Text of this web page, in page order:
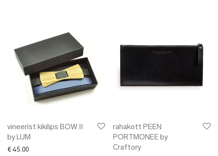
vineerist kikilips BOW II
by LUM
€ 45.00
rahakott PEEN
PORTMONEE by
Craftory